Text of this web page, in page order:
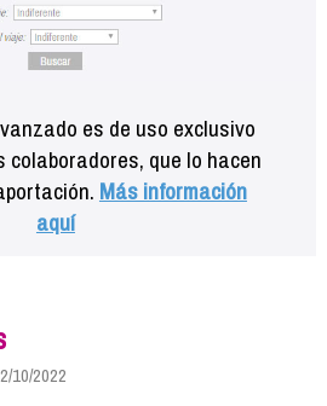
es de uso exclusivo
que lo hacen
Más información
aquí
10/2022